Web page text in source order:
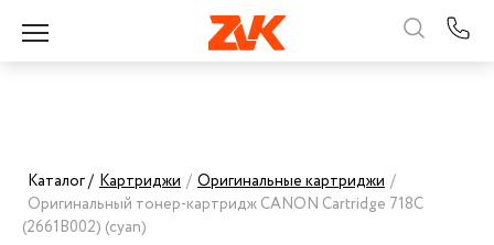
Каталог / Картриджи / Оригинальные картриджи /
Оригинальный тонер-картридж CANON Cartridge 718C
(2661B002) (cyan)